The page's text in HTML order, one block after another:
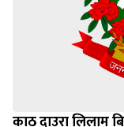
काठ दाउरा लिलाम